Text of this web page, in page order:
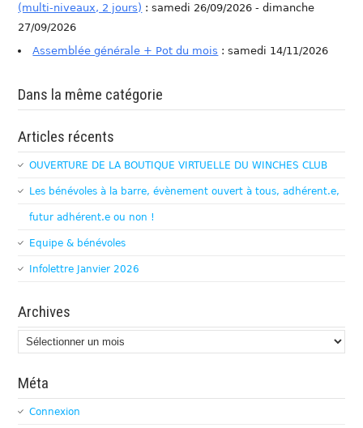
(multi-niveaux, 2 jours) : samedi 26/09/2026 - dimanche
27/09/2026
Assemblée générale + Pot du mois : samedi 14/11/2026
Dans la même catégorie
Articles récents
OUVERTURE DE LA BOUTIQUE VIRTUELLE DU WINCHES CLUB
Les bénévoles à la barre, évènement ouvert à tous, adhérent.e,
futur adhérent.e ou non !
Equipe & bénévoles
Infolettre Janvier 2026
Archives
Archives
Méta
Connexion